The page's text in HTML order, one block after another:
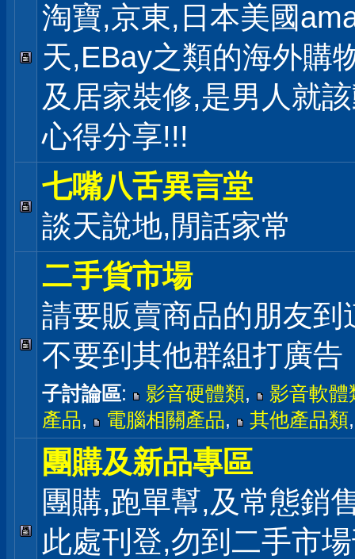
淘寶,京東,日本美國
天,EBay之類的海外購
及居家裝修,是男人就
心得分享!!!
七嘴八舌異言堂
談天說地,閒話家常
二手貨市場
請要販賣商品的朋友到
不要到其他群組打廣告
子討論區: 影音硬體類,
影音軟體
產品, 電腦相關產品, 其他產品類
團購及新品專區
團購,跑單幫,及常態銷
此處刊登,勿到二手市